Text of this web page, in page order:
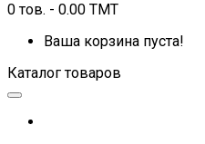
0 тов. - 0.00 TMT
Ваша корзина пуста!
Каталог товаров